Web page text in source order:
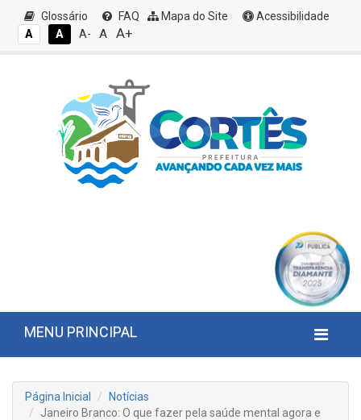
Glossário FAQ Mapa do Site
Acessibilidade
A
A A- A A+
MENU PRINCIPAL
Página Inicial
Notícias
Janeiro Branco: O que fazer pela saúde mental agora e